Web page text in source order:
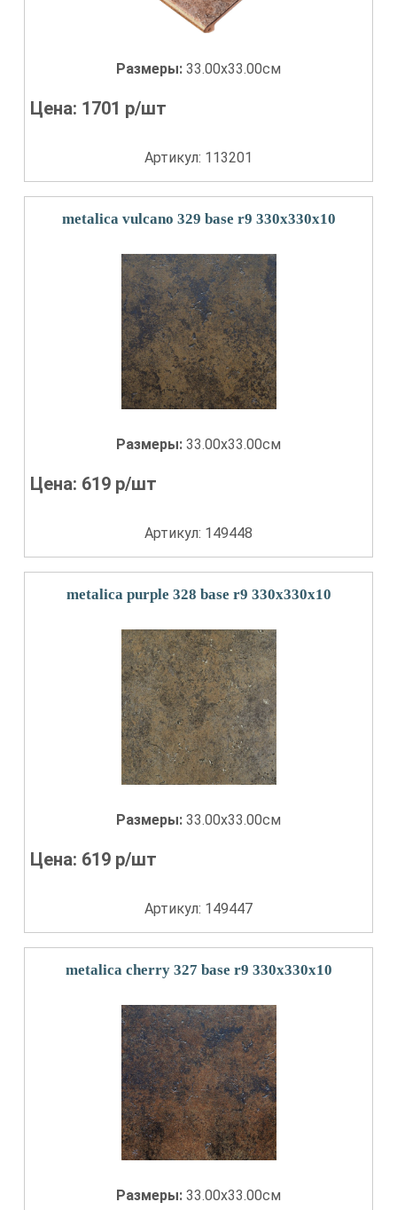
Размеры: 33.00x33.00см
Цена: 1701 р/шт
Артикул: 113201
metalica vulcano 329 base r9 330x330x10
Размеры: 33.00x33.00см
Цена: 619 р/шт
Артикул: 149448
metalica purple 328 base r9 330x330x10
Размеры: 33.00x33.00см
Цена: 619 р/шт
Артикул: 149447
metalica cherry 327 base r9 330x330x10
Размеры: 33.00x33.00см